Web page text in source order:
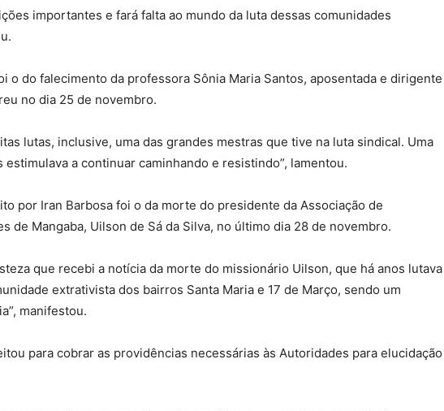
importantes e fará falta ao mundo da luta dessas comunidades
o do falecimento da professora Sônia Maria Santos, aposentada e dirigente
no dia 25 de novembro.
lutas, inclusive, uma das grandes mestras que tive na luta sindical. Uma
estimulava a continuar caminhando e resistindo”, lamentou.
por Iran Barbosa foi o da morte do presidente da Associação de
de Mangaba, Uilson de Sá da Silva, no último dia 28 de novembro.
que recebi a notícia da morte do missionário Uilson, que há anos lutava
extrativista dos bairros Santa Maria e 17 de Março, sendo um
manifestou.
para cobrar as providências necessárias às Autoridades para elucidação